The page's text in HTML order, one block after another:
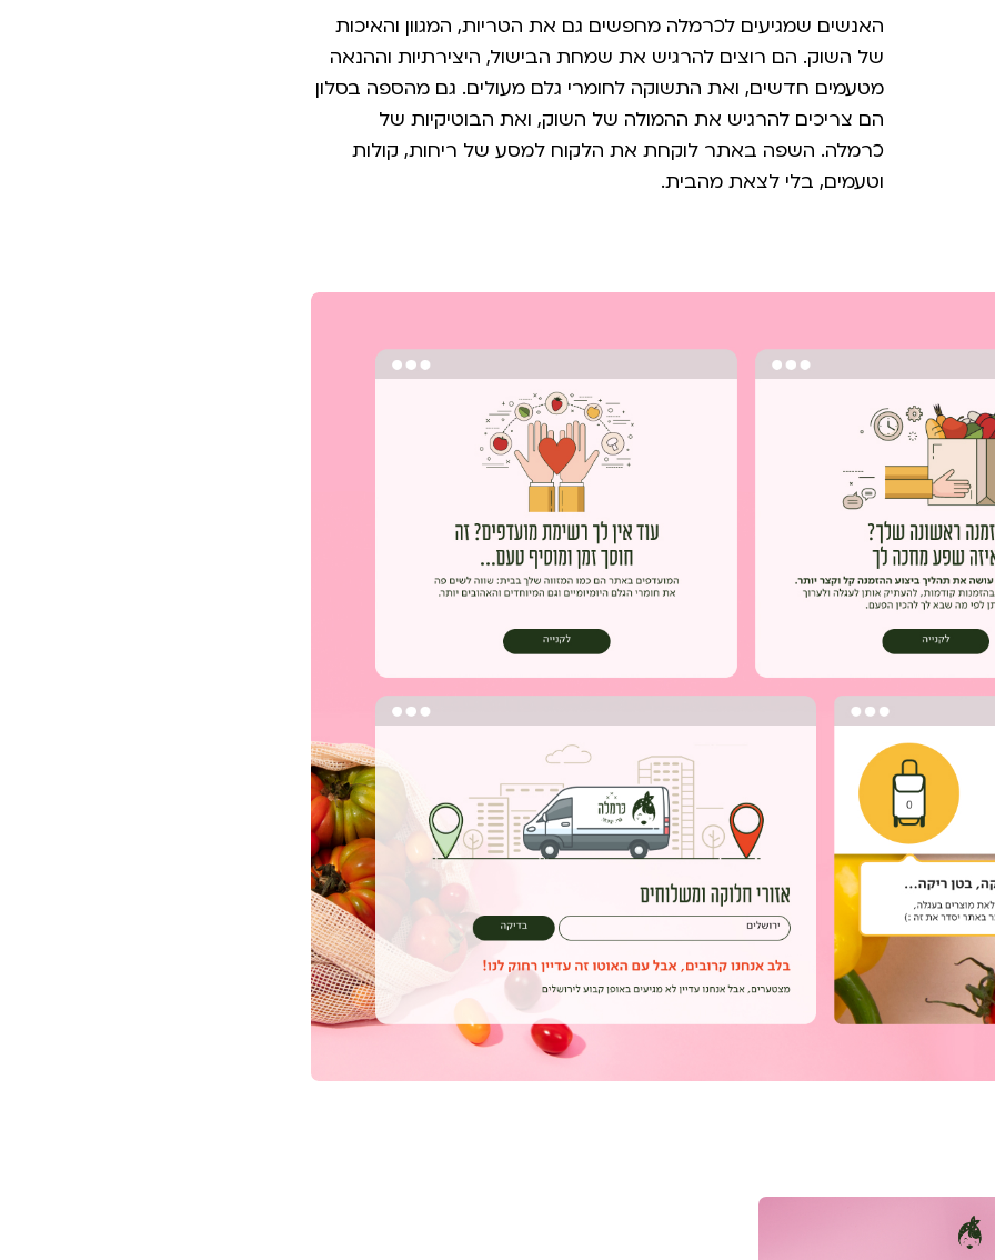
האנשים שמגיעים לכרמלה מחפשים גם את הטריות, המגוון והאיכות
של השוק. הם רוצים להרגיש את שמחת הבישול, היצירתיות וההנאה
מטעמים חדשים, ואת התשוקה לחומרי גלם מעולים. גם מהספה בסלון
הם צריכים להרגיש את ההמולה של השוק, ואת הבוטיקיות של
כרמלה. השפה באתר לוקחת את הלקוח למסע של ריחות, קולות
וטעמים, בלי לצאת מהבית.